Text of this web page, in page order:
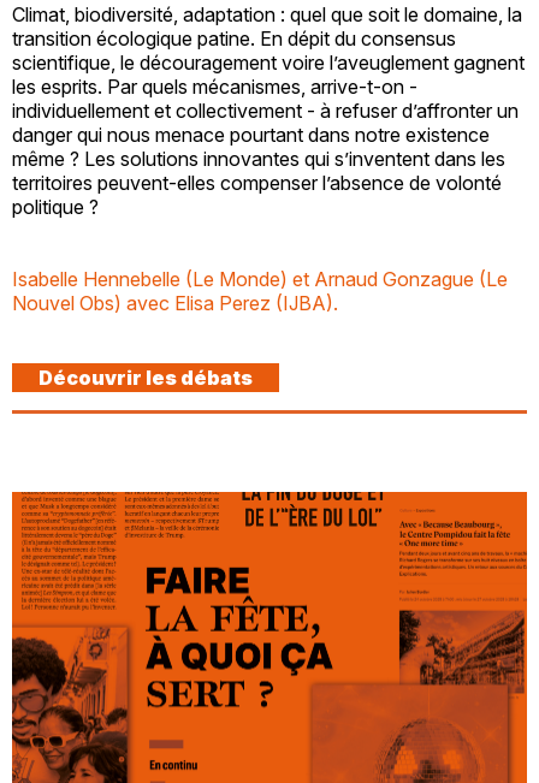
Climat, biodiversité, adaptation : quel que soit le domaine, la
transition écologique patine. En dépit du consensus
scientifique, le découragement voire l’aveuglement gagnent
les esprits. Par quels mécanismes, arrive-t-on -
individuellement et collectivement - à refuser d’affronter un
danger qui nous menace pourtant dans notre existence
même ? Les solutions innovantes qui s’inventent dans les
territoires peuvent-elles compenser l’absence de volonté
politique ?
Isabelle Hennebelle (Le Monde) et Arnaud Gonzague (Le
Nouvel Obs) avec Elisa Perez (IJBA).
Découvrir les débats